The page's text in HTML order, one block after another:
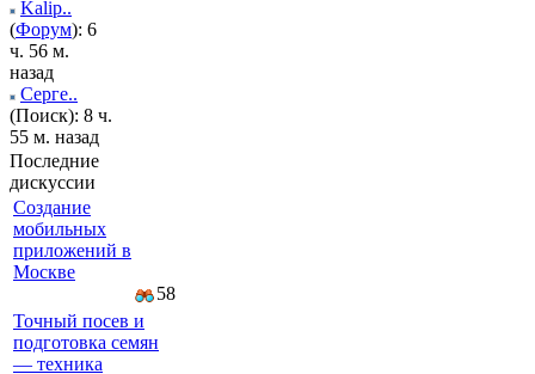
Kalip..
(Форум): 6
ч. 56 м.
назад
Серге..
(Поиск): 8 ч.
55 м. назад
Последние
дискуссии
Создание
мобильных
приложений в
Москве
58
Точный посев и
подготовка семян
— техника